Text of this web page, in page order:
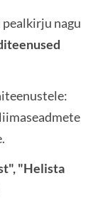
nagu
"Helista